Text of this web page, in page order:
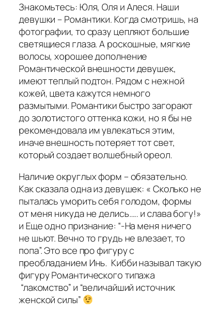
Знакомьтесь: Юля, Оля и Алеся. Наши
девушки – Романтики. Когда смотришь, на
фотографии, то сразу цепляют большие
светящиеся глаза. А роскошные, мягкие
волосы, хорошее дополнение
Романтической внешности девушек,
имеют теплый подтон. Рядом с нежной
кожей, цвета кажутся немного
размытыми. Романтики быстро загорают
до золотистого оттенка кожи, но я бы не
рекомендовала им увлекаться этим,
иначе внешность потеряет тот свет,
который создает волшебный ореол.
Наличие округлых форм – обязательно.
Как сказала одна из девушек: « Сколько не
пыталась уморить себя голодом, формы
от меня никуда не делись….. и слава богу!»
и Еще одно признание: “-На меня ничего
не шьют. Вечно то грудь не влезает, то
попа”. Это все про фигуру с
преобладанием Инь. Кибби называл такую
фигуру Романтического типажа
“лакомство” и “величайший источник
женской силы”